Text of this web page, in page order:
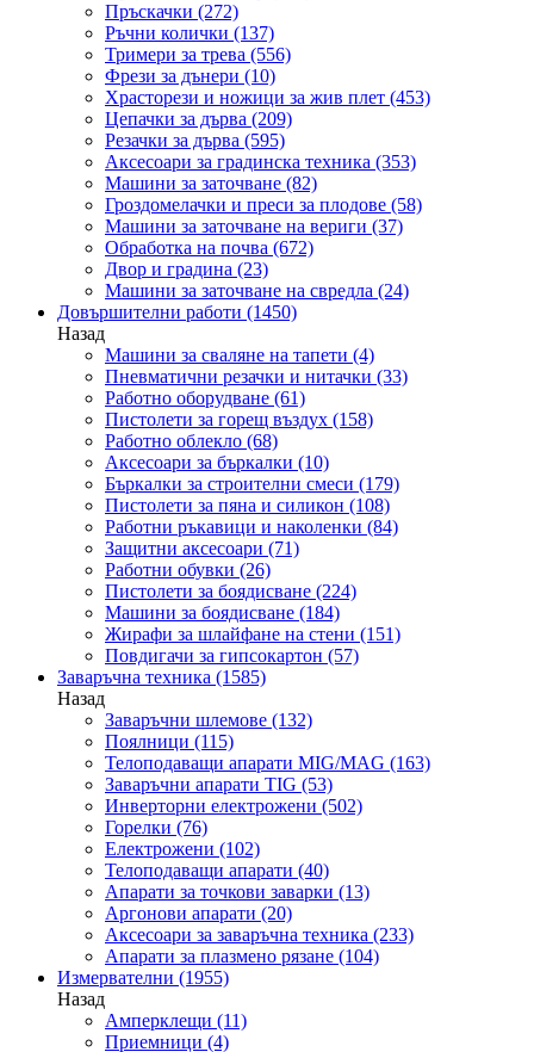
Пръскачки (272)
Ръчни колички (137)
Тримери за трева (556)
Фрези за дънери (10)
Храсторези и ножици за жив плет (453)
Цепачки за дърва (209)
Резачки за дърва (595)
Аксесоари за градинска техника (353)
Машини за заточване (82)
Гроздомелачки и преси за плодове (58)
Машини за заточване на вериги (37)
Обработка на почва (672)
Двор и градина (23)
Машини за заточване на свредла (24)
Довършителни работи (1450)
Назад
Машини за сваляне на тапети (4)
Пневматични резачки и нитачки (33)
Работно оборудване (61)
Пистолети за горещ въздух (158)
Работно облекло (68)
Аксесоари за бъркалки (10)
Бъркалки за строителни смеси (179)
Пистолети за пяна и силикон (108)
Работни ръкавици и наколенки (84)
Защитни аксесоари (71)
Работни обувки (26)
Пистолети за боядисване (224)
Машини за боядисване (184)
Жирафи за шлайфане на стени (151)
Повдигачи за гипсокартон (57)
Заваръчна техника (1585)
Назад
Заваръчни шлемове (132)
Поялници (115)
Телоподаващи апарати MIG/MAG (163)
Заваръчни апарати TIG (53)
Инверторни електрожени (502)
Горелки (76)
Електрожени (102)
Телоподаващи апарати (40)
Апарати за точкови заварки (13)
Аргонови апарати (20)
Аксесоари за заваръчна техника (233)
Апарати за плазмено рязане (104)
Измервателни (1955)
Назад
Амперклещи (11)
Приемници (4)